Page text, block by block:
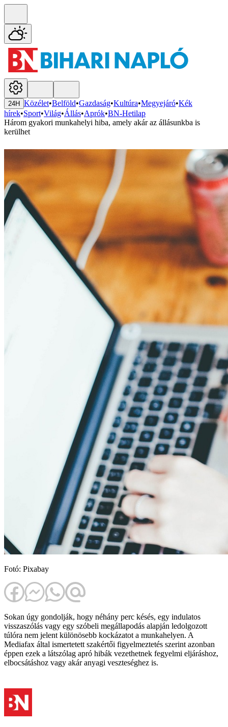
24H Közélet•Belföld•Gazdaság•Kultúra•Megyejáró•Kék
hírek•Sport•Világ•Állás•Aprók•BN-Hetilap
Három gyakori munkahelyi hiba, amely akár az állásunkba is
kerülhet
Fotó: Pixabay
Sokan úgy gondolják, hogy néhány perc késés, egy indulatos
visszaszólás vagy egy szóbeli megállapodás alapján ledolgozott
túlóra nem jelent különösebb kockázatot a munkahelyen. A
Mediafax által ismertetett szakértői figyelmeztetés szerint azonban
éppen ezek a látszólag apró hibák vezethetnek fegyelmi eljáráshoz,
elbocsátáshoz vagy akár anyagi veszteséghez is.